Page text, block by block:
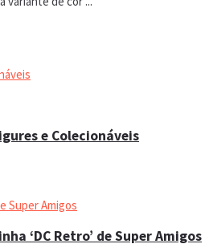
e Colecionáveis
‘DC Retro’ de Super Amigos